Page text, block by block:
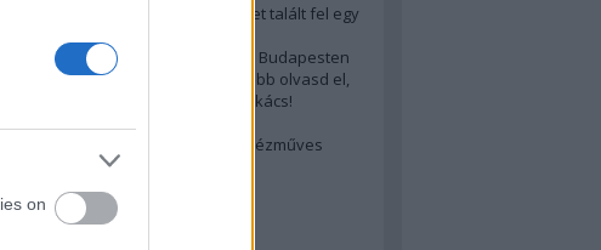
on
Annyira menő Budapest-térképet talált fel egy
A 10 legjobb (elérhető árú) ebéd Budapesten
Szakács akarsz lenni? Akkor előbb olvasd el,
mit gondol erről egy magyar szakács!
Budapest rejtett kincsei: orosz kézműves